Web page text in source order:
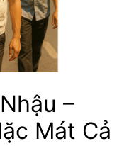
–
Mát Cả